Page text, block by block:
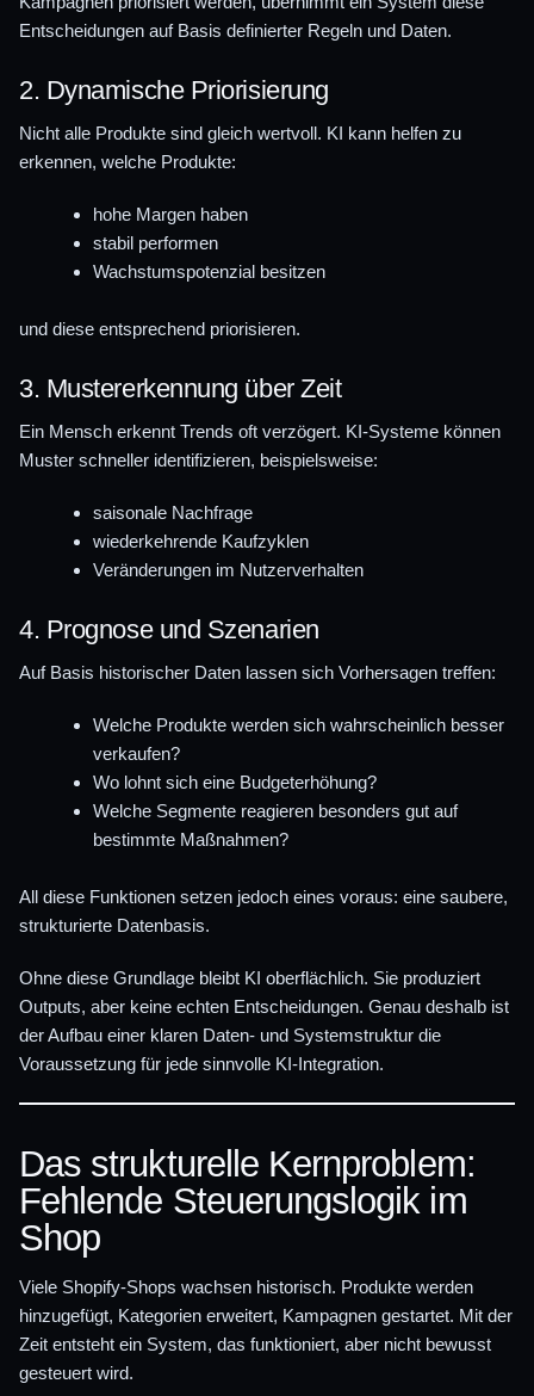
Entscheidungen auf Basis definierter Regeln und Daten.
2. Dynamische Priorisierung
Nicht alle Produkte sind gleich wertvoll. KI kann helfen zu
erkennen, welche Produkte:
hohe Margen haben
stabil performen
Wachstumspotenzial besitzen
und diese entsprechend priorisieren.
3. Mustererkennung über Zeit
Ein Mensch erkennt Trends oft verzögert. KI-Systeme können
Muster schneller identifizieren, beispielsweise:
saisonale Nachfrage
wiederkehrende Kaufzyklen
Veränderungen im Nutzerverhalten
4. Prognose und Szenarien
Auf Basis historischer Daten lassen sich Vorhersagen treffen:
Welche Produkte werden sich wahrscheinlich besser
verkaufen?
Wo lohnt sich eine Budgeterhöhung?
Welche Segmente reagieren besonders gut auf
bestimmte Maßnahmen?
All diese Funktionen setzen jedoch eines voraus: eine saubere,
strukturierte Datenbasis.
Ohne diese Grundlage bleibt KI oberflächlich. Sie produziert
Outputs, aber keine echten Entscheidungen. Genau deshalb ist
der Aufbau einer klaren Daten- und Systemstruktur die
Voraussetzung für jede sinnvolle KI-Integration.
Das strukturelle Kernproblem:
Fehlende Steuerungslogik im
Shop
Viele Shopify-Shops wachsen historisch. Produkte werden
hinzugefügt, Kategorien erweitert, Kampagnen gestartet. Mit der
Zeit entsteht ein System, das funktioniert, aber nicht bewusst
gesteuert wird.